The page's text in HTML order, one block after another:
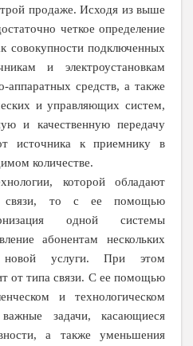
продаже. Исходя из выше
четкое определение
совокупности подключенных
и электроустановкам
аппаратных средств, а также
и управляющих систем,
и качественную передачу
источника к приемнику в
количестве.
которой обладают
связи, то с ее помощью
одной системы
абонентам нескольких
новой услуги. При этом
от типа связи. С ее помощью
и технологическом
задачи, касающиеся
а также уменьшения